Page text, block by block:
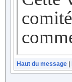
Haut du message